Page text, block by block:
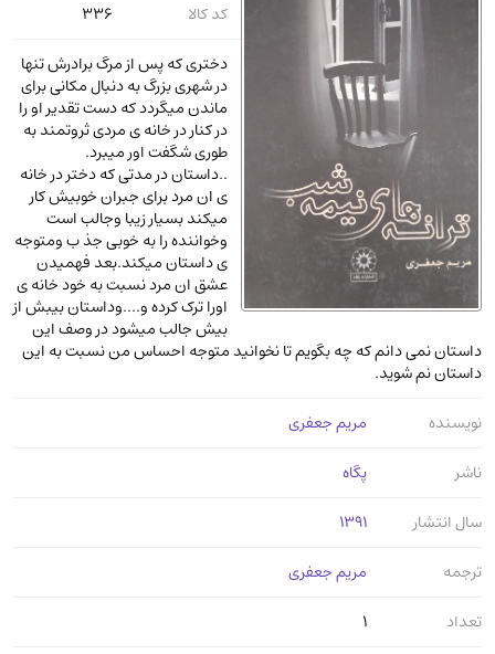
آشپزی و خوراکی
سرگرمی و بازی
(116)
رمان و داستان خارجی
حقوقی و قانون(47)
کتاب های مصور رنگی و گلاسه(23)
عرفانی و سلوک(45)
الکترونیک
دایره المعارف و فرهنگ
معماری، عمران و شهرسازی(29)
کتاب های قدیمی دینی و مذهبی
طراحی هنر و نقاشی و مجسمه سازی
کتاب چاپ سنگی و کتاب خطی قدیمی
جغرافیا
کد کالا
336
دختری که پس از مرگ برادرش تنها
در شهری بزرگ به دنبال مکانی برای
ماندن میگردد که دست تقدیر او را
در کنار در خانه ی مردی ثروتمند به
طوری شگفت اور میبرد.
..داستان در مدتی که دختر در خانه
ی ان مرد برای جبران خوبیش کار
میکند بسیار زیبا وجالب است
وخواننده را به خوبی جذ ب ومتوجه
ی داستان میکند.بعد فهمیدن
عشق ان مرد نسبت به خود خانه ی
اورا ترک کرده و....وداستان بیبش از
بیش جالب میشود در وصف این
داستان نمی دانم که چه بگویم تا نخوانید متوجه احساس من نسبت به این
داستان نم شوید.
نویسنده
مریم جعفری
ناشر
پگاه
سال انتشار
1391
ترجمه
مریم جعفری
تعداد
1